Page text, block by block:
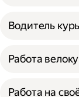
Водитель
Работа
Работа на